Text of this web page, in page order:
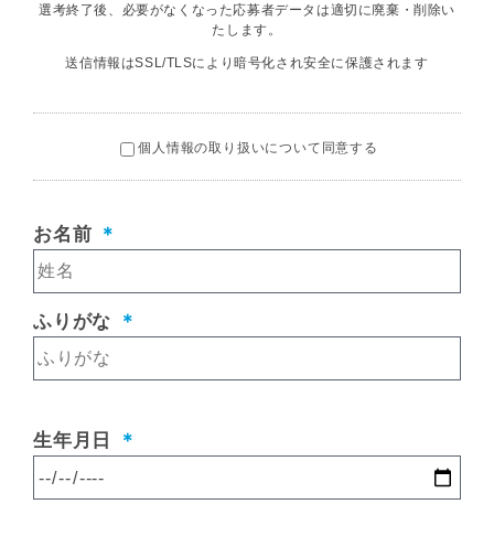
選考終了後、必要がなくなった応募者データは適切に廃棄・削除い
たします。
送信情報はSSL/TLSにより暗号化され安全に保護されます
個人情報の取り扱いについて同意する
お名前 ＊
ふりがな ＊
生年月日 ＊